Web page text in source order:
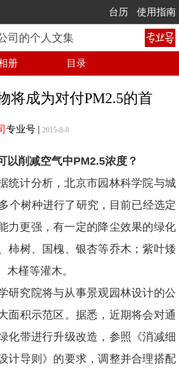
台历 使用指南
司的个人文集
册 目录
将成为对付PM2.5的首
专业号 | 2015-8-8
以削减空气中PM2.5浓度？
统计分析，北京市园林科学院与城
个树种进行了研究，目前已经选定
力更强，有一定的降尘效果的绿化
柿树、国槐、银杏等乔木；紫叶矮
木槿等灌木。
研究院将与从事景观园林设计的公
面积示范区。据悉，近期将会对通
化带进行升级改造，参照《消减细
计导则》的要求，调整并合理搭配